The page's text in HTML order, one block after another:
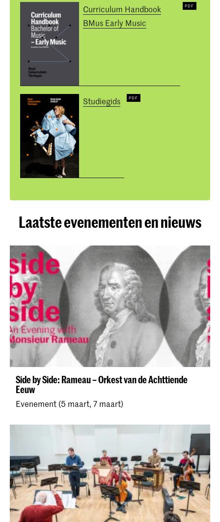
Curriculum Handbook
BMus Early Music
Studiegids
Laatste evenementen en nieuws
Side by Side: Rameau – Orkest van de Achttiende
Eeuw
Evenement (5 maart, 7 maart)